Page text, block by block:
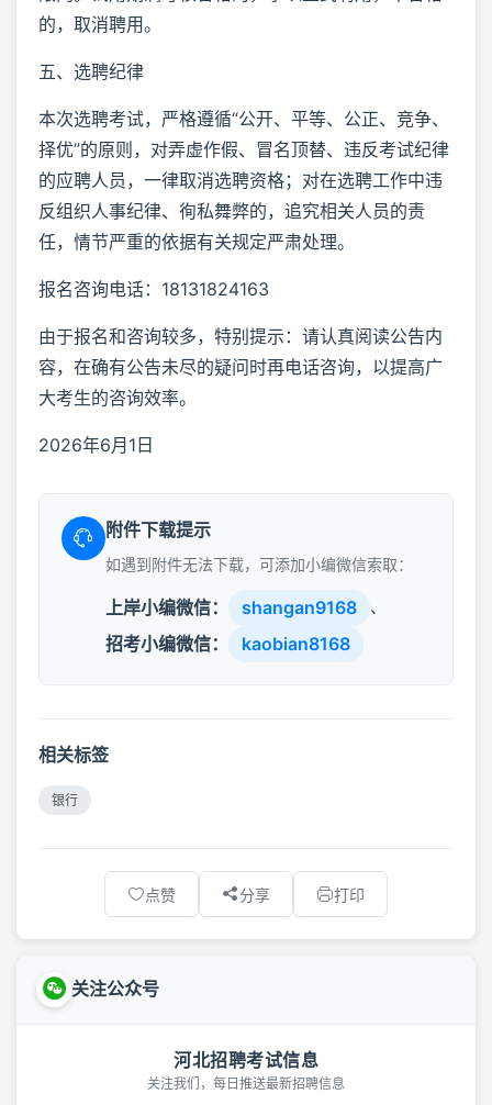
的，取消聘用。
五、选聘纪律
本次选聘考试，严格遵循“公开、平等、公正、竞争、
择优”的原则，对弄虚作假、冒名顶替、违反考试纪律
的应聘人员，一律取消选聘资格；对在选聘工作中违
反组织人事纪律、徇私舞弊的，追究相关人员的责
任，情节严重的依据有关规定严肃处理。
报名咨询电话：18131824163
由于报名和咨询较多，特别提示：请认真阅读公告内
容，在确有公告未尽的疑问时再电话咨询，以提高广
大考生的咨询效率。
2026年6月1日
附件下载提示
如遇到附件无法下载，可添加小编微信索取：
上岸小编微信： shangan9168 、
招考小编微信： kaobian8168
相关标签
银行
点赞 分享 打印
关注公众号
河北招聘考试信息
关注我们，每日推送最新招聘信息